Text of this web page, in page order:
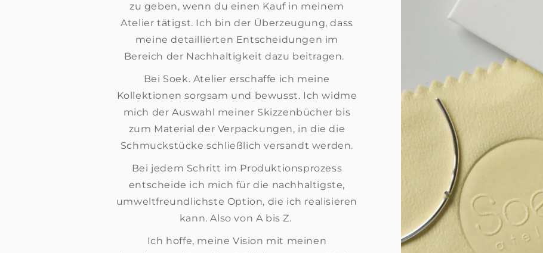
zu geben, wenn du einen Kauf in meinem
Atelier tätigst. Ich bin der Überzeugung, dass
meine detaillierten Entscheidungen im
Bereich der Nachhaltigkeit dazu beitragen.
Bei Soek. Atelier erschaffe ich meine
Kollektionen sorgsam und bewusst. Ich widme
mich der Auswahl meiner Skizzenbücher bis
zum Material der Verpackungen, in die die
Schmuckstücke schließlich versandt werden.
Bei jedem Schritt im Produktionsprozess
entscheide ich mich für die nachhaltigste,
umweltfreundlichste Option, die ich realisieren
kann. Also von A bis Z.
Ich hoffe, meine Vision mit meinen